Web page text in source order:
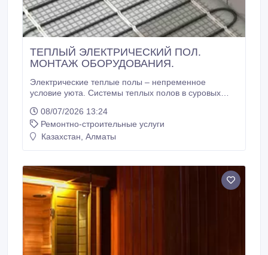
ТЕПЛЫЙ ЭЛЕКТРИЧЕСКИЙ ПОЛ.
МОНТАЖ ОБОРУДОВАНИЯ.
Электрические теплые полы – непременное
условие уюта. Системы теплых полов в суровых
качестве дополнительного источника тепла. В
настоящее время электрический обогрев – это
наиболее приемлемый с точки зрения экономии,
помещении.
08/07/2026 13:24
Ремонтно-строительные услуги
Казахстан, Алматы